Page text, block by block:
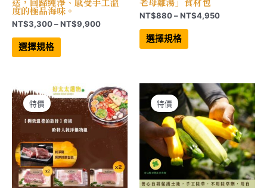
度的極品海味。
NT$3,300–NT$9,900價
NT$9,900
選擇規格
此
品
款
式。
可
在
產
品
面
選
擇
選
項
NT$880–NT$4,950價
選擇規格
此
品
式。
可
在
產
品
頁
面
選
擇
選
項
特價 特價